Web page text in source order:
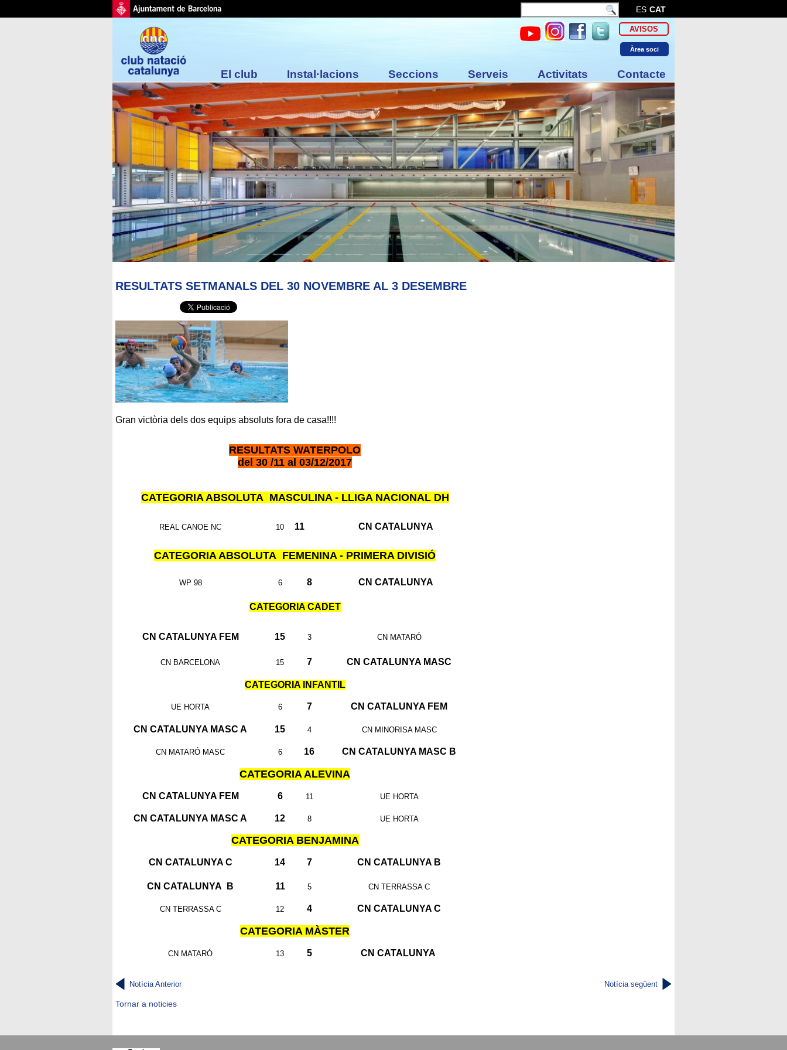
ES CAT
AVISOS
Àrea soci
El club Instal·lacions Seccions Serveis Activitats Contacte
RESULTATS SETMANALS DEL 30 NOVEMBRE AL 3 DESEMBRE
Gran victòria dels dos equips absoluts fora de casa!!!!
RESULTATS WATERPOLO
del 30 /11 al 03/12/2017
CATEGORIA ABSOLUTA MASCULINA - LLIGA NACIONAL DH
REAL CANOE NC 10 11 CN CATALUNYA
CATEGORIA ABSOLUTA FEMENINA - PRIMERA DIVISIÓ
WP 98 6 8 CN CATALUNYA
CATEGORIA CADET
CN CATALUNYA FEM 15 3 CN MATARÓ
CN BARCELONA 15 7 CN CATALUNYA MASC
CATEGORIA INFANTIL
UE HORTA 6 7 CN CATALUNYA FEM
CN CATALUNYA MASC A 15 4 CN MINORISA MASC
CN MATARÓ MASC 6 16 CN CATALUNYA MASC B
CATEGORIA ALEVINA
CN CATALUNYA FEM 6 11 UE HORTA
CN CATALUNYA MASC A 12 8 UE HORTA
CATEGORIA BENJAMINA
CN CATALUNYA C 14 7 CN CATALUNYA B
CN CATALUNYA B 11 5 CN TERRASSA C
CN TERRASSA C 12 4 CN CATALUNYA C
CATEGORIA MÀSTER
CN MATARÓ 13 5 CN CATALUNYA
Notícia Anterior Notícia següent
Tornar a noticies